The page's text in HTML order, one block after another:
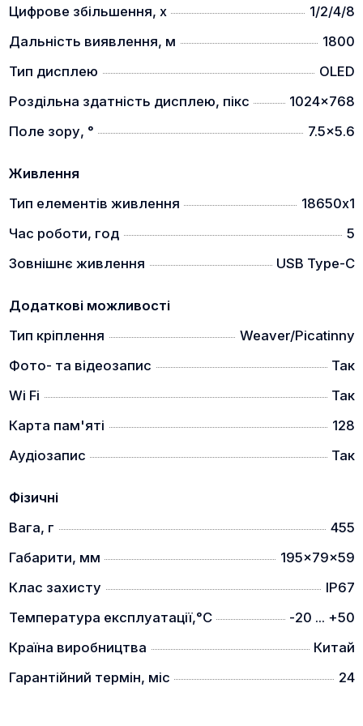
інтегрованою балістикою це дозволяє вам
полювати краще.
Завдяки 6 варіантам та 4 кольорам ви можете
своїх потреб. Маючи до 5 профілів, ви можете
різний патрон, або навіть під іншу зброю.
Високочутливий датчик теплового зображення
АЛГОРИТМ ПОКРАЩЕННЯ ІНФРАЧЕРВОНОГО
ЗОБРАЖЕННЯ (IREA)
Алгоритм надчіткого зображення PARD має
високу швидкість обробки та хорошу адаптивність
Цифрове збільшення, x
1/2/4/8
Дальність виявлення, м
1800
Тип дисплею
OLED
Роздільна здатність дисплею, пікс
1024x768
Поле зору, °
7.5x5.6
Живлення
Тип елементів живлення
18650х1
Час роботи, год
5
Зовнішнє живлення
USB Type-C
Додаткові можливості
Тип кріплення
Weaver/Picatinny
Фото- та відеозапис
Так
Wi Fi
Так
Карта пам'яті
128
Аудіозапис
Так
Фізичні
Вага, г
455
Габарити, мм
195x79x59
Клас захисту
IP67
Температура експлуатації,°C
-20 ... +50
Країна виробництва
Китай
Гарантійний термін, міс
24